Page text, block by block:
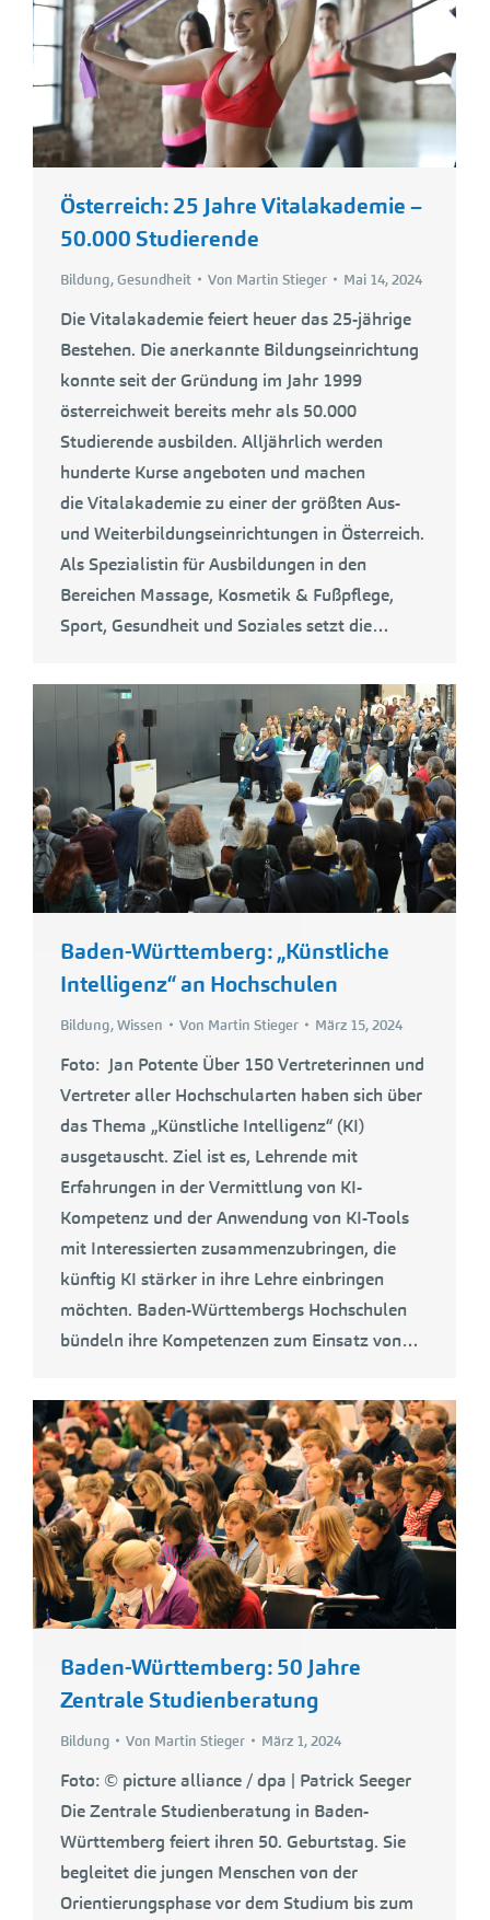
Österreich: 25 Jahre Vitalakademie –
50.000 Studierende
Bildung,Gesundheit Von Martin Stieger Mai 14, 2024
Die Vitalakademie feiert heuer das 25-jährige
Bestehen. Die anerkannte Bildungseinrichtung
konnte seit der Gründung im Jahr 1999
österreichweit bereits mehr als 50.000
Studierende ausbilden. Alljährlich werden
hunderte Kurse angeboten und machen
die Vitalakademie zu einer der größten Aus-
und Weiterbildungseinrichtungen in Österreich.
Als Spezialistin für Ausbildungen in den
Bereichen Massage, Kosmetik & Fußpflege,
Sport, Gesundheit und Soziales setzt die…
Baden-Württemberg: „Künstliche
Intelligenz“ an Hochschulen
Bildung,Wissen Von Martin Stieger März 15, 2024
Foto: Jan Potente Über 150 Vertreterinnen und
Vertreter aller Hochschularten haben sich über
das Thema „Künstliche Intelligenz“ (KI)
ausgetauscht. Ziel ist es, Lehrende mit
Erfahrungen in der Vermittlung von KI-
Kompetenz und der Anwendung von KI-Tools
mit Interessierten zusammenzubringen, die
künftig KI stärker in ihre Lehre einbringen
möchten. Baden-Württembergs Hochschulen
bündeln ihre Kompetenzen zum Einsatz von…
Baden-Württemberg: 50 Jahre
Zentrale Studienberatung
Bildung Von Martin Stieger März 1, 2024
Foto: © picture alliance / dpa | Patrick Seeger
Die Zentrale Studienberatung in Baden-
Württemberg feiert ihren 50. Geburtstag. Sie
begleitet die jungen Menschen von der
Orientierungsphase vor dem Studium bis zum